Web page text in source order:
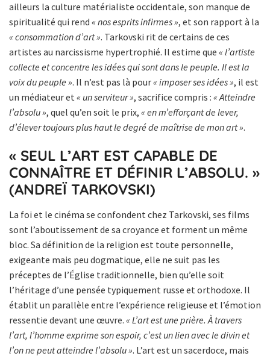
ailleurs la culture matérialiste occidentale, son manque de
spiritualité qui rend « nos esprits infirmes », et son rapport à la
« consommation d’art ». Tarkovski rit de certains de ces
artistes au narcissisme hypertrophié. Il estime que « l’artiste
collecte et concentre les idées qui sont dans le peuple. Il est la
voix du peuple ». Il n’est pas là pour« imposer ses idées », il est
un médiateur et« un serviteur », sacrifice compris : « Atteindre
l’absolu », quel qu’en soit le prix, « en m’efforçant de lever,
d’élever toujours plus haut le degré de maîtrise de mon art ».
« SEUL L’ART EST CAPABLE DE
CONNAÎTRE ET DÉFINIR L’ABSOLU. »
(ANDREÏ TARKOVSKI)
La foi et le cinéma se confondent chez Tarkovski, ses films
sont l’aboutissement de sa croyance et forment un même
bloc. Sa définition de la religion est toute personnelle,
exigeante mais peu dogmatique, elle ne suit pas les
préceptes de l’Église traditionnelle, bien qu’elle soit
l’héritage d’une pensée typiquement russe et orthodoxe. Il
établit un parallèle entre l’expérience religieuse et l’émotion
ressentie devant une œuvre. « L’art est une prière. À travers
l’art, l’homme exprime son espoir, c’est un lien avec le divin et
l’on ne peut atteindre l’absolu ». L’art est un sacerdoce, mais